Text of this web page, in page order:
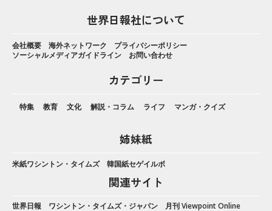
世界日報社について
会社概要 海外ネットワーク
プライバシーポリシー
ソーシャルメディアガイドライン
お問い合わせ
カテゴリー
特集 教育 文化 解説・コラム ライフ マンガ・クイズ
姉妹紙
米紙ワシントン・タイムズ 韓国紙セゲイルボ
関連サイト
世界日報 ワシントン・タイムズ・ジャパン 月刊 Viewpoint Online